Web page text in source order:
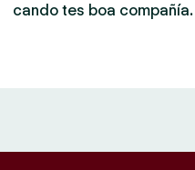
cando tes boa compañía.